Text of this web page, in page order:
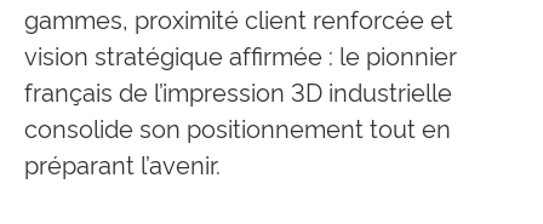
gammes, proximité client renforcée et
vision stratégique affirmée : le pionnier
français de l’impression 3D industrielle
consolide son positionnement tout en
préparant l’avenir.